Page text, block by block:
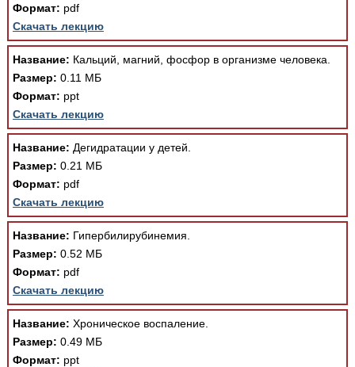
скачивании документа данная ошибка устраняется Вашим
программным обеспечением автоматически.
Формат: pdf
Скачать лекцию
Название: Кальций, магний, фосфор в организме человека.
Размер: 0.11 МБ
Формат: ppt
Скачать лекцию
Название: Дегидратации у детей.
Размер: 0.21 МБ
Формат: pdf
Скачать лекцию
Название: Гипербилирубинемия.
Размер: 0.52 МБ
Формат: pdf
Скачать лекцию
Название: Хроническое воспаление.
Размер: 0.49 МБ
Формат: ppt